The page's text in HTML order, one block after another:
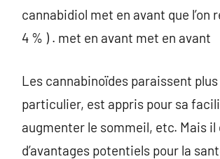
cannabidiol met en avant que
4 % ) . met en avant met en avant
Les cannabinoïdes paraissent
particulier, est appris pour sa
augmenter le sommeil, etc. Mais
d’avantages potentiels pour la